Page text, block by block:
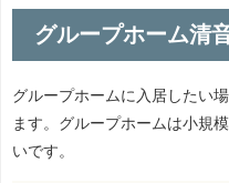
グループホーム清
グループホームに入居したい
ます。グループホームは小規
いです。